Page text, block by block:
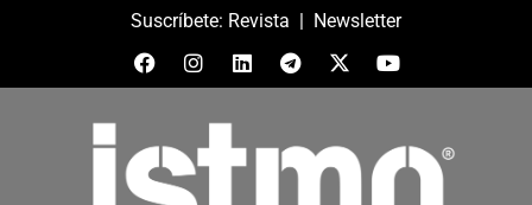
Suscríbete: Revista | Newsletter